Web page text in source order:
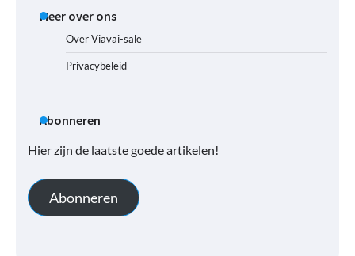
Meer over ons
Over Viavai-sale
Privacybeleid
Abonneren
Hier zijn de laatste goede artikelen!
Abonneren